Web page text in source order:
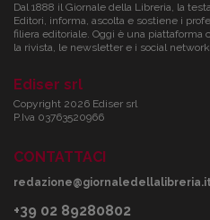
Dal 1888 il Giornale della Libreria, la
Editori, informa, ascolta e sostiene i
filiera editoriale. Oggi è una piattaforma
la rivista, le newsletter e i social
Ediser srl
Copyright 2026 Ediser srl
P.Iva 03763520966
CONTATTACI
+39 02 89280802